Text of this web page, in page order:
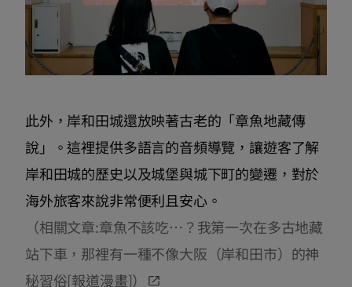
此外，岸和田城還放映著古老的「章魚地藏傳
說」。這裡提供多語言的音頻導覽，讓遊客了解
岸和田城的歷史以及城堡與城下町的變遷，對於
海外旅客來說非常便利且安心。
（相關文章:章魚不該吃…？我第一次在多古地藏
站下車，那裡有一種不像大阪（岸和田市）的神
秘習俗[報道漫畫]）